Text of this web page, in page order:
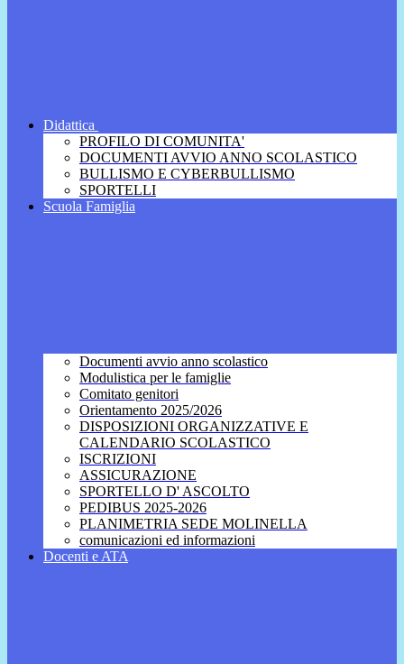
Didattica
PROFILO DI COMUNITA'
DOCUMENTI AVVIO ANNO SCOLASTICO
BULLISMO E CYBERBULLISMO
SPORTELLI
Scuola Famiglia
Documenti avvio anno scolastico
Modulistica per le famiglie
Comitato genitori
Orientamento 2025/2026
DISPOSIZIONI ORGANIZZATIVE E
CALENDARIO SCOLASTICO
ISCRIZIONI
ASSICURAZIONE
SPORTELLO D' ASCOLTO
PEDIBUS 2025-2026
PLANIMETRIA SEDE MOLINELLA
comunicazioni ed informazioni
Docenti e ATA